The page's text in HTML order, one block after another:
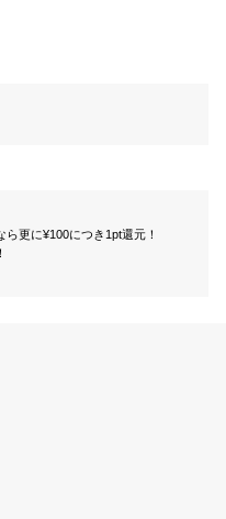
更に¥100につき1pt還元！